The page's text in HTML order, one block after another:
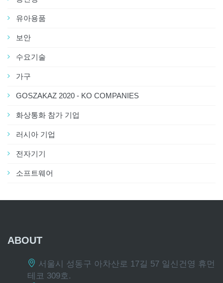
유아용품
보안
수요기술
가구
GOSZAKAZ 2020 - KO COMPANIES
화상통화 참가 기업
러시아 기업
전자기기
소프트웨어
ABOUT
서울시 성동구 아차산로 17길 57 일신건영 휴먼
테코 309호.